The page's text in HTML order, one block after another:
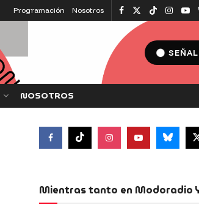
Programación Nosotros
NOSOTROS
Mientras tanto en Modoradio